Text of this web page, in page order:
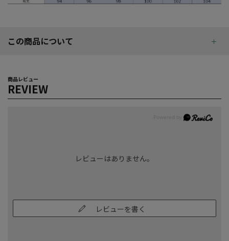
この商品について
商品レビュー
REVIEW
レビューはありません。
レビューを書く